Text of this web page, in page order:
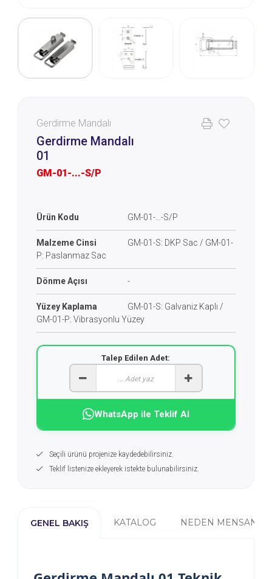
Gerdirme Mandalı
Gerdirme Mandalı
01
GM-01-...-S/P
Ürün Kodu GM-01-...-S/P
Malzeme Cinsi
GM-01-S: DKP Sac / GM-01-
P: Paslanmaz Sac
Dönme Açısı -
Yüzey Kaplama
GM-01-S: Galvaniz Kaplı /
GM-01-P: Vibrasyonlu Yüzey
Talep Edilen Adet:
WhatsApp ile Teklif Al
Seçili ürünü projenize kaydedebilirsiniz.
Teklif listenize ekleyerek istekte bulunabilirsiniz.
GENEL BAKIŞ KATALOG NEDEN MENSAN?